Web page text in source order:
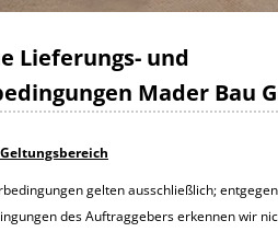
Lieferungs- und
Mader Bau
gelten ausschließlich;
des Auftraggebers erkennen wir